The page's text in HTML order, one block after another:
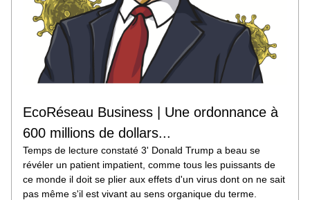
EcoRéseau Business | Une ordonnance à
600 millions de dollars...
Temps de lecture constaté 3' Donald Trump a beau se
révéler un patient impatient, comme tous les puissants de
ce monde il doit se plier aux effets d'un virus dont on ne sait
pas même s'il est vivant au sens organique du terme.